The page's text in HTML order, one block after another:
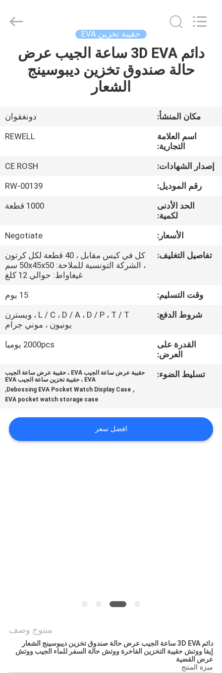
الصفحة
الرئيسية
معلومات
جولة
مراقبة
الجودة
خريطة
الموقع
PRIVACY
POLICY
حقيبة تخزين EVA
دائم 3D EVA ساعة الجيب عرض
حالة صندوق تخزين ديبوسينج
الشعار
مكان المنشأ:
دونغقوان
اسم العلامة
التجارية:
REWELL
إصدار الشهادات:
CE ROSH
رقم الموديل:
RW-00139
الحد الأدنى
لكمية:
1000 قطعة
الأسعار:
Negotiate
تفاصيل التغليف:
كل في كيس مقابل ، 40 قطعة لكل كرتون
، الشركة التونسية للملاحة: 50x45x50 سم
غيغاواط: حوالي 12 كلغ
وقت التسليم:
15 يوم
شروط الدفع:
L / C ، D / A ، D / P ، T / T ، ويسترن
يونيون ، موني جرام
القدرة على
العرض:
2000pcs يوميا
تسليط الضوء:
حقيبة عرض ساعة الجيب EVA ، حقيبة عرض ساعة الجيب
EVA ، حقيبة تخزين ساعة الجيب EVA
,
Debossing EVA Pocket Watch Display Case
,
EVA pocket watch storage case
افضل سعر
منتوج وصف
دائم 3D EVA ساعة الجيب عرض حالة صندوق تخزين ديبوسينج الشعار
إيفا ووتش حقيبة التخزين الفاخرة ووتش حالة السفر للماء الجيب ووتش
عرض القضية
ميزة المنتج